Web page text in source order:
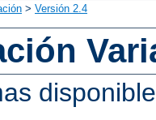
> Versión 2.4